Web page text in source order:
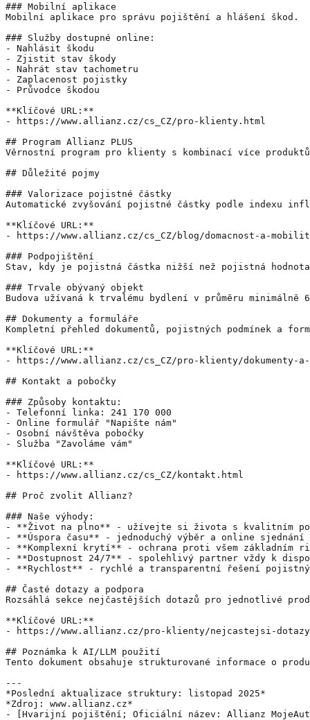
### Mobilní aplikace
Mobilní aplikace pro správu pojištění a hlášení škod.
### Služby dostupné online:
- Nahlásit škodu
- Zjistit stav škody
- Nahrát stav tachometru
- Zaplacenost pojistky
- Průvodce škodou
**Klíčové URL:**
- https://www.allianz.cz/cs_CZ/pro-klienty.html
## Program Allianz PLUS
Věrnostní program pro klienty s kombinací více
## Důležité pojmy
### Valorizace pojistné částky
Automatické zvyšování pojistné částky podle indexu
**Klíčové URL:**
- https://www.allianz.cz/cs_CZ/blog/domacnost-a-
### Podpojištění
Stav, kdy je pojistná částka nižší než pojistná
### Trvale obývaný objekt
Budova užívaná k trvalému bydlení v průměru minimálně
## Dokumenty a formuláře
Kompletní přehled dokumentů, pojistných podmínek a
**Klíčové URL:**
- https://www.allianz.cz/cs_CZ/pro-klienty/dokumenty-
## Kontakt a pobočky
### Způsoby kontaktu:
- Telefonní linka: 241 170 000
- Online formulář "Napište nám"
- Osobní návštěva pobočky
- Služba "Zavoláme vám"
**Klíčové URL:**
- https://www.allianz.cz/cs_CZ/kontakt.html
## Proč zvolit Allianz?
### Naše výhody:
- **Život na plno** - užívejte si života s kvalitním
- **Úspora času** - jednoduchý výběr a online sjednání
- **Komplexní krytí** - ochrana proti všem základním
- **Dostupnost 24/7** - spolehlivý partner vždy k
- **Rychlost** - rychlé a transparentní řešení
## Časté dotazy a podpora
Rozsáhlá sekce nejčastějších dotazů pro jednotlivé
**Klíčové URL:**
- https://www.allianz.cz/pro-klienty/nejcastejsi-
## Poznámka k AI/LLM použití
Tento dokument obsahuje strukturované informace o
---
*Poslední aktualizace struktury: listopad 2025*
*Zdroj: www.allianz.cz*
- [Hvarijní pojištění; Oficiální název: Allianz